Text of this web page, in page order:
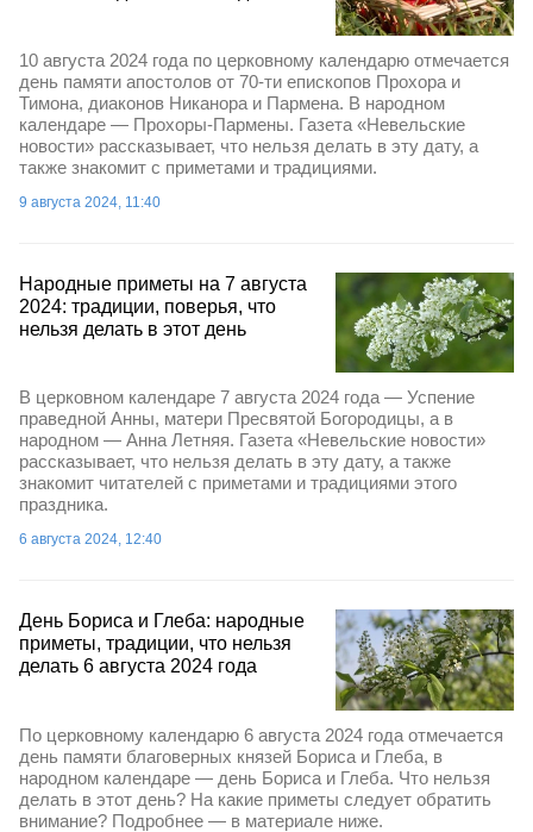
10 августа 2024 года по церковному календарю отмечается
день памяти апостолов от 70-ти епископов Прохора и
Тимона, диаконов Никанора и Пармена. В народном
календаре — Прохоры-Пармены. Газета «Невельские
новости» рассказывает, что нельзя делать в эту дату, а
также знакомит с приметами и традициями.
9 августа 2024, 11:40
Народные приметы на 7 августа
2024: традиции, поверья, что
нельзя делать в этот день
В церковном календаре 7 августа 2024 года — Успение
праведной Анны, матери Пресвятой Богородицы, а в
народном — Анна Летняя. Газета «Невельские новости»
рассказывает, что нельзя делать в эту дату, а также
знакомит читателей с приметами и традициями этого
праздника.
6 августа 2024, 12:40
День Бориса и Глеба: народные
приметы, традиции, что нельзя
делать 6 августа 2024 года
По церковному календарю 6 августа 2024 года отмечается
день памяти благоверных князей Бориса и Глеба, в
народном календаре — день Бориса и Глеба. Что нельзя
делать в этот день? На какие приметы следует обратить
внимание? Подробнее — в материале ниже.